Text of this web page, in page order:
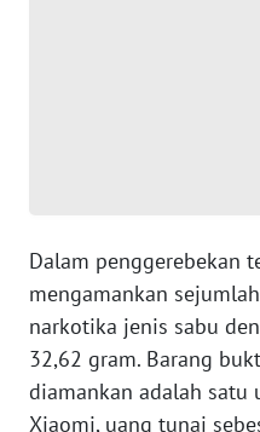
Dalam penggerebekan
mengamankan
narkotika jenis sabu
32,62 gram. Barang
diamankan adalah satu
Xiaomi, uang tunai
WN
BABEL
WN
SUMBAR